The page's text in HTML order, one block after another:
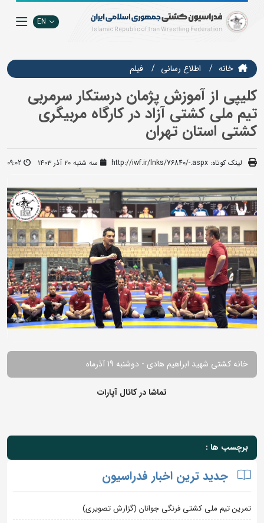
EN
خانه اطلاع رسانی فيلم
کلیپی از آموزش پژمان درستکار سرمربی
تیم ملی کشتی آزاد در کارگاه مربیگری
کشتی استان تهران
لینک کوتاه: http://iwf.ir/lnks/76840/-.aspx سه شنبه ۲۰ آذر ۱۴۰۳ 09:02
خانه کشتی شهید ابراهیم هادی - دوشنبه 19 آذرماه
تماشا در کانال آپارات
برچسب ها :
جدید ترین اخبار فدراسیون
تمرین تیم ملی کشتی فرنگی جوانان (گزارش تصویری)